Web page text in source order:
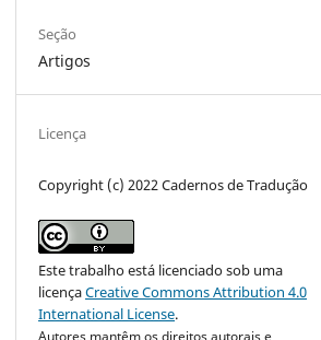
Seção
Artigos
Licença
Copyright (c) 2022 Cadernos de Tradução
Este trabalho está licenciado sob uma
licençaCreative Commons Attribution 4.0
International License.